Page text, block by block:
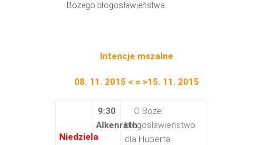
Bożego błogosławieństwa.
Intencje mszalne
08. 11. 2015 < = >15. 11. 2015
Niedziela
9:30
Alkenrath
O Boże
błogosławieństwo
dla Huberta